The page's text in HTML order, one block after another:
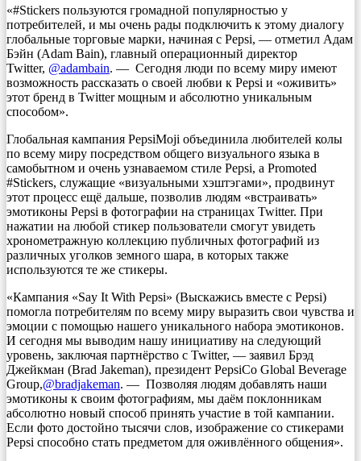
«#Stickers пользуются громадной популярностью у
потребителей, и мы очень рады подключить к этому диалогу
глобальные торговые марки, начиная с Pepsi, — отметил Адам
Бэйн (Adam Bain), главный операционный директор
Twitter, @adambain. — Сегодня люди по всему миру имеют
возможность рассказать о своей любви к Pepsi и «оживить»
этот бренд в Twitter мощным и абсолютно уникальным
способом».
Глобальная кампания PepsiMoji объединила любителей колы
по всему миру посредством общего визуального языка в
самобытном и очень узнаваемом стиле Pepsi, а Promoted
#Stickers, служащие «визуальными хэштэгами», продвинут
этот процесс ещё дальше, позволив людям «встраивать»
эмотиконы Pepsi в фотографии на страницах Twitter. При
нажатии на любой стикер пользователи смогут увидеть
хронометражную коллекцию публичных фотографий из
различных уголков земного шара, в которых также
используются те же стикеры.
«Кампания «Say It With Pepsi» (Выскажись вместе с Pepsi)
помогла потребителям по всему миру выразить свои чувства и
эмоции с помощью нашего уникального набора эмотиконов.
И сегодня мы выводим нашу инициативу на следующий
уровень, заключая партнёрство с Twitter, — заявил Брэд
Джейкман (Brad Jakeman), президент PepsiCo Global Beverage
Group,@bradjakeman. — Позволяя людям добавлять наши
эмотиконы к своим фотографиям, мы даём поклонникам
абсолютно новый способ принять участие в той кампании.
Если фото достойно тысячи слов, изображение со стикерами
Pepsi способно стать предметом для оживлённого общения».